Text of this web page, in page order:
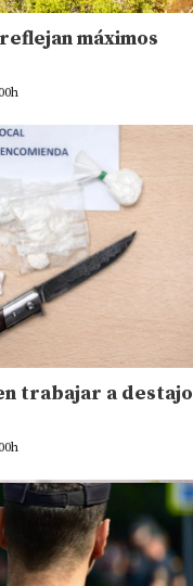
máximos
trabajar a destajo